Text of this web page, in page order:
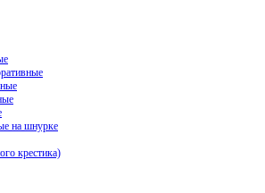
на шнурке
крестика)